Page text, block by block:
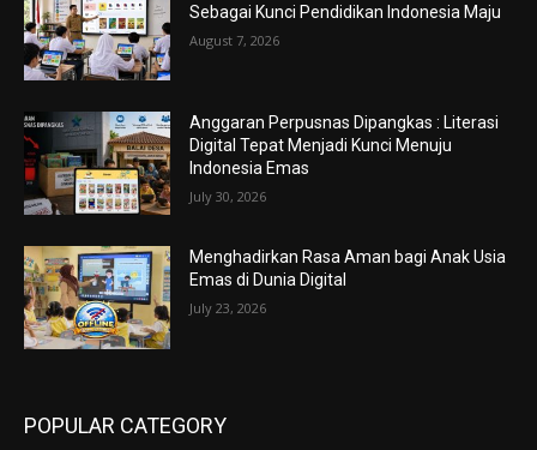
Sebagai Kunci Pendidikan Indonesia Maju
August 7, 2026
Anggaran Perpusnas Dipangkas : Literasi
Digital Tepat Menjadi Kunci Menuju
Indonesia Emas
July 30, 2026
Menghadirkan Rasa Aman bagi Anak Usia
Emas di Dunia Digital
July 23, 2026
POPULAR CATEGORY